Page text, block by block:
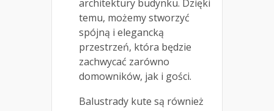
architektury budynku. Dzięki
temu, możemy stworzyć
spójną i elegancką
przestrzeń, która będzie
zachwycać zarówno
domowników, jak i gości.
Balustrady kute są również